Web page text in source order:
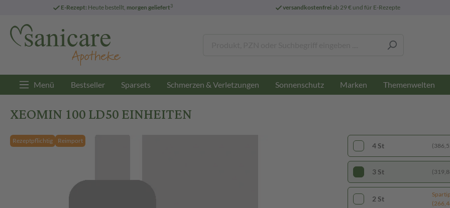
E-Rezept: Heute bestellt, morgen geliefert3 versandkostenfreiab 29 € und für E-Rezepte
Menü Bestseller Sparsets Schmerzen & Verletzungen Sonnenschutz Marken Themenwelten
XEOMIN 100 LD50 EINHEITEN
Rezeptpflichtig Reimport
4 St
3 St
2 St